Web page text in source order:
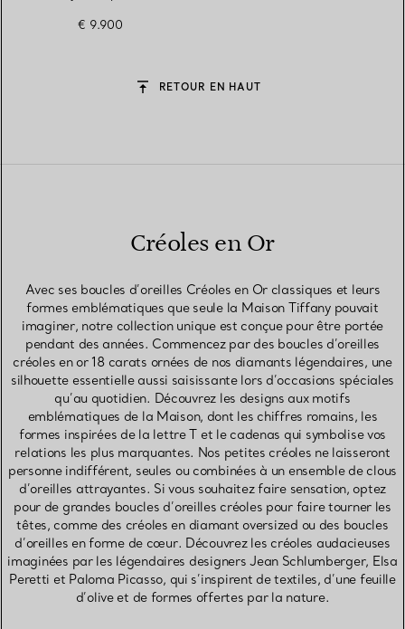
€ 9.900
RETOUR EN HAUT
Créoles en Or
Avec ses boucles d’oreilles Créoles en Or classiques et leurs
formes emblématiques que seule la Maison Tiffany pouvait
imaginer, notre collection unique est conçue pour être portée
pendant des années. Commencez par des boucles d’oreilles
créoles en or 18 carats ornées de nos diamants légendaires, une
silhouette essentielle aussi saisissante lors d’occasions spéciales
qu’au quotidien. Découvrez les designs aux motifs
emblématiques de la Maison, dont les chiffres romains, les
formes inspirées de la lettre T et le cadenas qui symbolise vos
relations les plus marquantes. Nos petites créoles ne laisseront
personne indifférent, seules ou combinées à un ensemble de clous
d’oreilles attrayantes. Si vous souhaitez faire sensation, optez
pour de grandes boucles d’oreilles créoles pour faire tourner les
têtes, comme des créoles en diamant oversized ou des boucles
d’oreilles en forme de cœur. Découvrez les créoles audacieuses
imaginées par les légendaires designers Jean Schlumberger, Elsa
Peretti et Paloma Picasso, qui s’inspirent de textiles, d’une feuille
d’olive et de formes offertes par la nature.